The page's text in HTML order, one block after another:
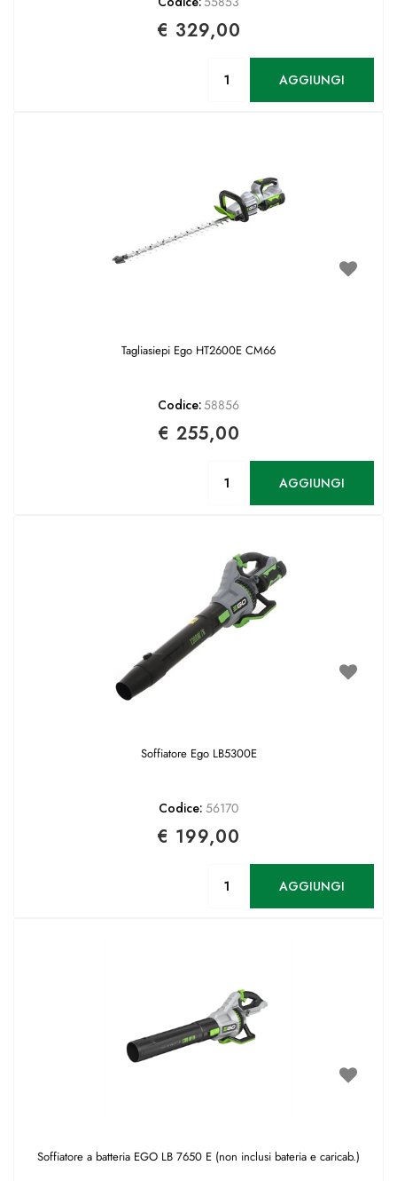
€ 329,00
AGGIUNGI
Tagliasiepi Ego HT2600E CM66
Codice:58856
€ 255,00
AGGIUNGI
Soffiatore Ego LB5300E
Codice: 56170
€ 199,00
AGGIUNGI
Soffiatore a batteria EGO LB 7650 E (non inclusi bateria e caricab.)